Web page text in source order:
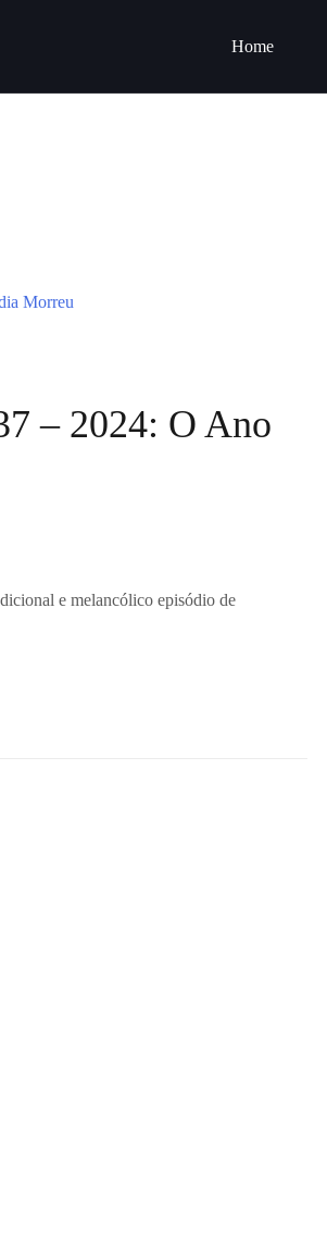
Home
– 2024: O Ano
e melancólico episódio de